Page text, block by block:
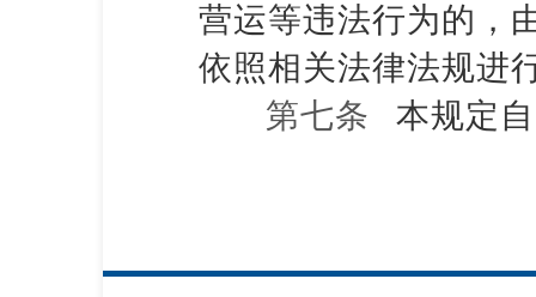
营运等违法行为的，
依照相关法律法规进
第七条
本规定自